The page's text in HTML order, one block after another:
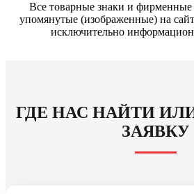
Все товарные знаки и
упомянутые (изображенные) на
исключительно
ГДЕ НАС НАЙТИ
ЗАЯВКУ